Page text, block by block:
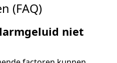
(FAQ)
niet